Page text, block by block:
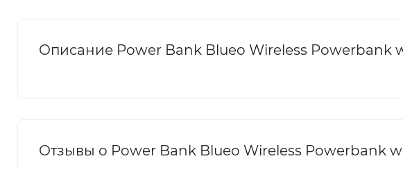
Описание Power Bank Blueo Wireless Powerbank
Отзывы о Power Bank Blueo Wireless Powerbank